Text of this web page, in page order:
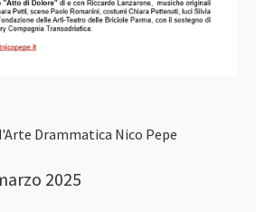
Drammatica Nico Pepe
2025